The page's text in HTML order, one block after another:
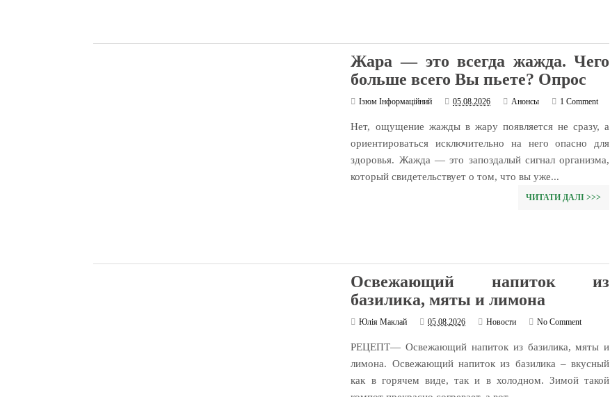
Жара — это всегда жажда. Чего
больше всего Вы пьете? Опрос
Ізюм Інформаційний 05.08.2026 Анонсы 1 Comment
Нет, ощущение жажды в жару появляется не сразу, а
ориентироваться исключительно на него опасно для
здоровья. Жажда — это запоздалый сигнал организма,
который свидетельствует о том, что вы уже...
ЧИТАТИ ДАЛІ >>>
Освежающий напиток из
базилика, мяты и лимона
Юлія Маклай 05.08.2026 Новости No Comment
РЕЦЕПТ— Освежающий напиток из базилика, мяты и
лимона. Освежающий напиток из базилика – вкусный
как в горячем виде, так и в холодном. Зимой такой